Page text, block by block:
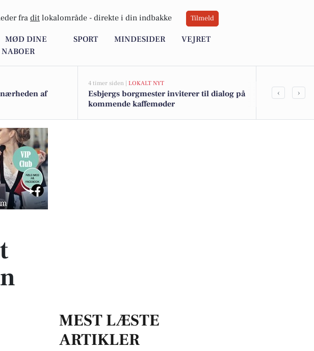
fra dit lokalområde - direkte i din indbakke Tilmeld
MØD DINE
NABOER
SPORT MINDESIDER VEJRET
af
4 timer siden | LOKALT NYT
Esbjergs borgmester inviterer til dialog på
kommende kaffemøder
Jerne IF
‹ ›
MEST LÆSTE
ARTIKLER